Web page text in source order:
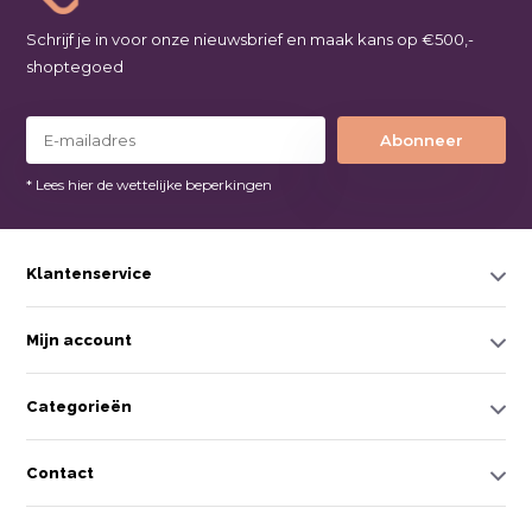
Schrijf je in voor onze nieuwsbrief en maak kans op €500,-
shoptegoed
Abonneer
* Lees hier de wettelijke beperkingen
Klantenservice
Mijn account
Categorieën
Contact